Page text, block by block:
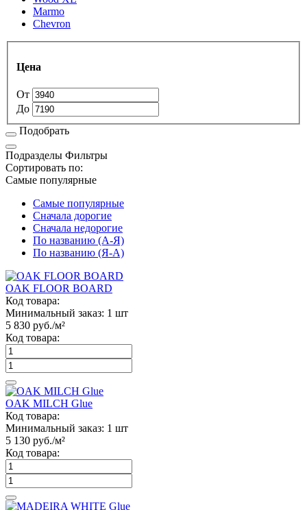
Marmo
Chevron
Цена
От
До
Подобрать
Подразделы Фильтры
Сортировать по:
Самые популярные
Самые популярные
Сначала дорогие
Сначала недорогие
По названию (А-Я)
По названию (Я-А)
OAK FLOOR BOARD
Код товара:
Минимальный заказ: 1 шт
5 830 руб./м²
Код товара:
OAK MILCH Glue
Код товара:
Минимальный заказ: 1 шт
5 130 руб./м²
Код товара: